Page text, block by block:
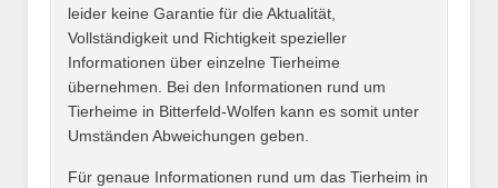
E-Mail*
Name des Tierheims*
leider keine Garantie für die Aktualität,
Vollständigkeit und Richtigkeit spezieller
Informationen über einzelne Tierheime
übernehmen. Bei den Informationen rund um
Tierheime in Bitterfeld-Wolfen kann es somit unter
Umständen Abweichungen geben.
Für genaue Informationen rund um das Tierheim in